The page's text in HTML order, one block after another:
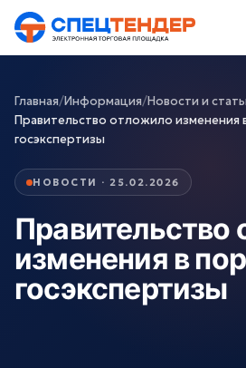
Главная/Информация/Новости и
Правительство отложило изменения
госэкспертизы
НОВОСТИ · 25.02.2026
Правительство
изменения в
госэкспертизы